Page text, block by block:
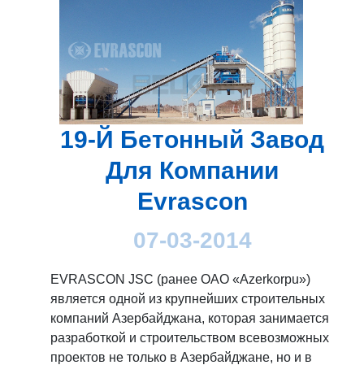
19-Й Бетонный Завод
Для Компании
Evrascon
07-03-2014
EVRASCON JSC (ранее ОАО «Azerkorpu»)
является одной из крупнейших строительных
компаний Азербайджана, которая занимается
разработкой и строительством всевозможных
проектов не только в Азербайджане, но и в